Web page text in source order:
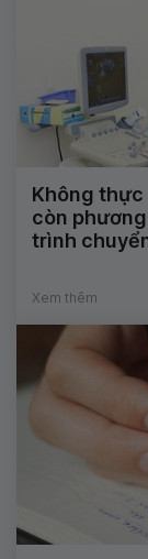
Không
còn
trình
Xem thêm